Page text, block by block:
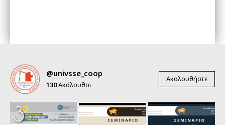
@univsse_coop
130Ακόλουθοι
Ακολουθήστε